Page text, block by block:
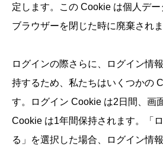
定します。この Cookie は個人デー
ブラウザーを閉じた時に廃棄されま
ログインの際さらに、ログイン情
持するため、私たちはいくつかの
す。ログイン Cookie は2日間、画
Cookie は1年間保持されます。「
る」を選択した場合、ログイン情